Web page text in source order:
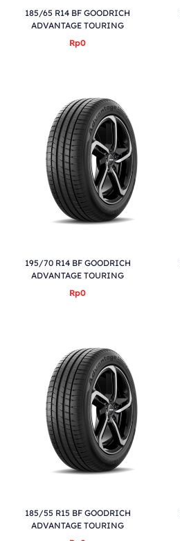
185/65 R14 BF GOODRICH
ADVANTAGE TOURING
Rp0
195/70 R14 BF GOODRICH
ADVANTAGE TOURING
Rp0
185/55 R15 BF GOODRICH
ADVANTAGE TOURING